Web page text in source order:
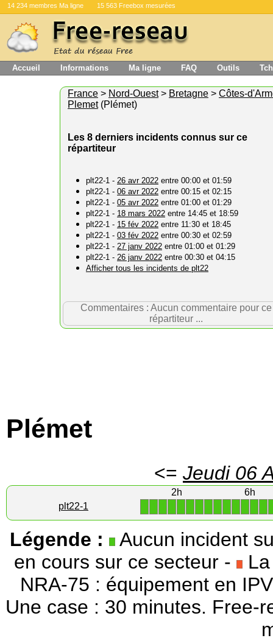
14 234 membres Ma ligne 15 563 Freebox mesurées
Accueil Informations Ma ligne FAQ Outils
France > Nord-Ouest> Bretagne > Côtes-
Plemet(Plémet)
Les 8 derniers incidents connus sur ce
répartiteur
plt22-1 - 26 avr 2022 entre 00:00 et 01:59
plt22-1 - 06 avr 2022 entre 00:15 et 02:15
plt22-1 - 05 avr 2022 entre 01:00 et 01:29
plt22-1 - 18 mars 2022 entre 14:45 et 18:59
plt22-1 - 15 fév 2022 entre 11:30 et 18:45
plt22-1 - 03 fév 2022 entre 00:30 et 02:59
plt22-1 - 27 janv 2022 entre 01:00 et 01:29
plt22-1 - 26 janv 2022 entre 00:30 et 04:15
Afficher tous les incidents de plt22
Commentaires : Aucun commentaire pour ce
répartiteur ...
Plémet
<= Jeudi 06
2h
6h
plt22-1
Légende :
Aucun incident
en cours sur ce secteur - La
NRA-75 : équipement en
Une case : 30 minutes. Free-